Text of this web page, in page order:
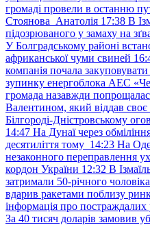
громаді провели в останню
Стоянова Анатолія 17:38 В
підозрюваного у замаху на
У Болградському районі
африканської чуми свиней
компанія почала
зупинку енергоблока АЕС
громада назавжди
Валентином, який віддав
Білгороді-Дністровському
14:47 На Дунаї через
десятиліття тому 14:23 На
незаконного переправлення
кордон України 12:32 В
затримали 50-річного
вдарив ракетами поблизу
інформація про
За 40 тисяч доларів замовив